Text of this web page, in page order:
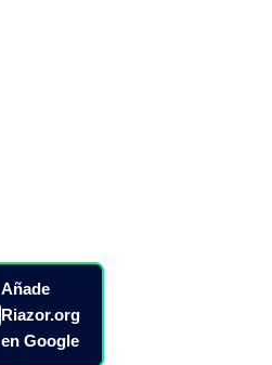
Añade
Riazor.org
en Google